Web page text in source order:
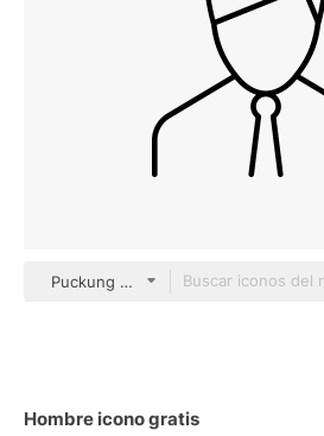
Puckung outline
Hombre icono gratis